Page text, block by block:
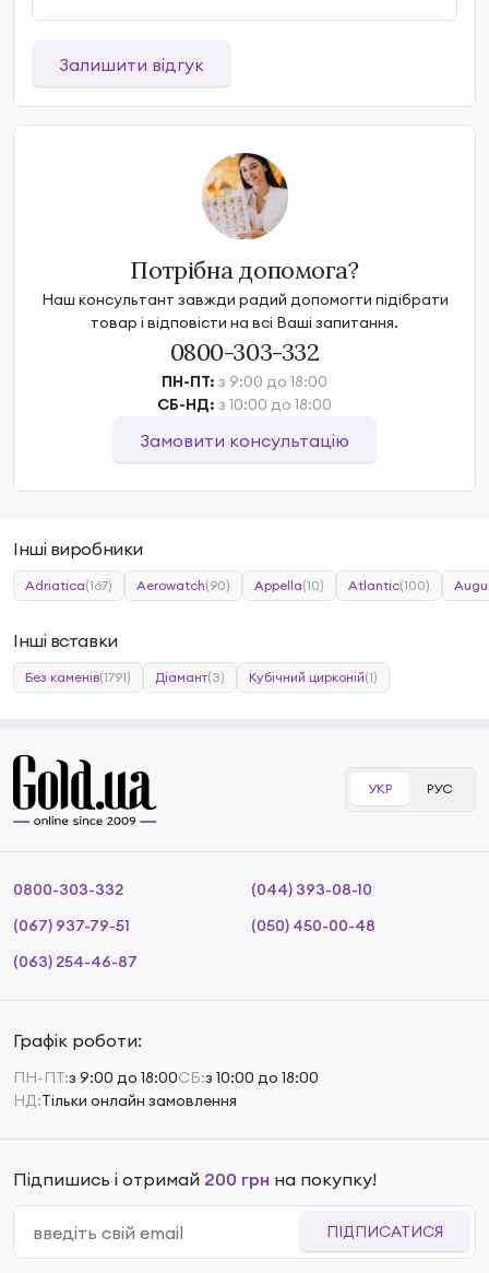
Залишити відгук
Потрібна допомога?
Наш консультант завжди радий допомогти підібрати
товар і відповісти на всі Ваші запитання.
0800-303-332
ПН-ПТ: з 9:00 до 18:00
СБ-НД: з 10:00 до 18:00
Замовити консультацію
Інші виробники
Adriatica(167) Aerowatch(90) Appella(10) Atlantic(100)
Інші вставки
Без каменів(1791) Діамант(3) Кубічний цирконій(1)
УКР РУС
0800-303-332
(044) 393-08-10
(067) 937-79-51
(050) 450-00-48
(063) 254-46-87
Графік роботи:
ПН-ПТ:з 9:00 до 18:00СБ:з 10:00 до 18:00
НД:Тільки онлайн замовлення
Підпишись і отримай 200 грн на покупку!
ПІДПИСАТИСЯ